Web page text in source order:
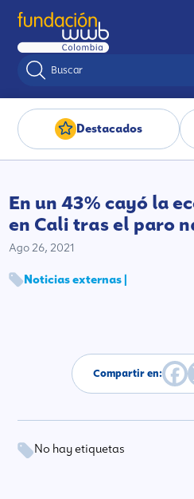
Destacados
En un 43% cayó la
en Cali tras el paro
Ago 26, 2021
Noticias externas |
Compartir en:
No hay etiquetas